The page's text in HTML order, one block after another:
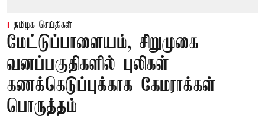
தமிழக செய்திகள்
மேட்டுப்பாளையம், சிறுமுகை
வனப்பகுதிகளில் புலிகள்
கணக்கெடுப்புக்காக கேமராக்கள்
பொருத்தம்